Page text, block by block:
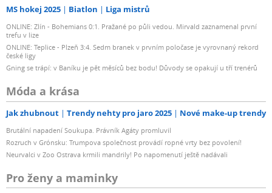
MS hokej 2025 Biatlon Liga mistrů
ONLINE: Zlín - Bohemians 0:1. Pražané po půli vedou. Mirvald zaznamenal první
trefu v lize
ONLINE: Teplice - Plzeň 3:4. Sedm branek v prvním poločase je vyrovnaný rekord
české ligy
Gning se trápí: v Baníku je pět měsíců bez bodu! Důvody se opakují u tří trenérů
Móda a krása
Jak zhubnout Trendy nehty pro jaro 2025 Nové make-up trendy
Brutální napadení Soukupa. Právník Agáty promluvil
Rozruch v Grónsku: Trumpova společnost provádí ropné vrty bez povolení!
Neurvalci v Zoo Ostrava krmili mandrily! Po napomenutí ještě nadávali
Pro ženy a maminky